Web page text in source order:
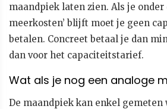
maandpiek laten zien. Als je onder
meerkosten’ blijft moet je geen
betalen. Concreet betaal je dan
dan voor het capaciteitstarief.
Wat als je nog een analoge
De maandpiek kan enkel gemeten